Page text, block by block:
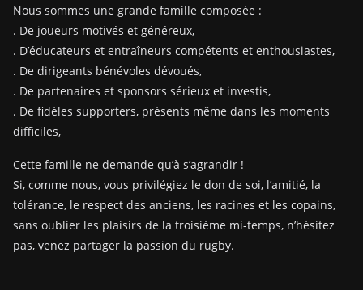
Nous sommes une grande famille composée :
. De joueurs motivés et généreux,
. D’éducateurs et entraîneurs compétents et enthousiastes,
. De dirigeants bénévoles dévoués,
. De partenaires et sponsors sérieux et investis,
. De fidèles supporters, présents même dans les moments
difficiles,
Cette famille ne demande qu’à s’agrandir !
Si, comme nous, vous privilégiez le don de soi, l’amitié, la
tolérance, le respect des anciens, les racines et les copains,
sans oublier les plaisirs de la troisième mi-temps, n’hésitez
pas, venez partager la passion du rugby.